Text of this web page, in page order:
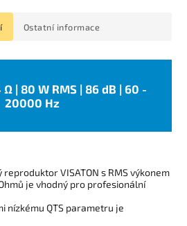
Ostatní informace
| 80 W RMS | 86 dB | 60 -
20000 Hz
VISATON s RMS výkonem
je vhodný pro profesionální
nízkému QTS parametru je